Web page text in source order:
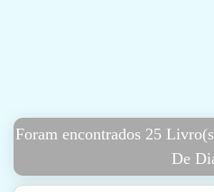
Foram encontrados 25
De